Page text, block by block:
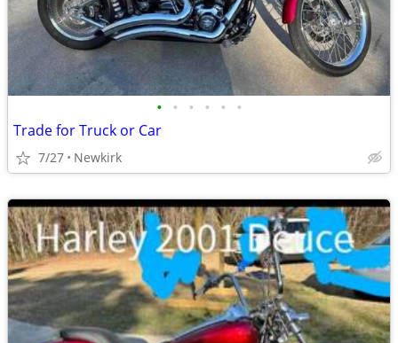
• • • • • •
Trade for Truck or Car
7/27 Newkirk